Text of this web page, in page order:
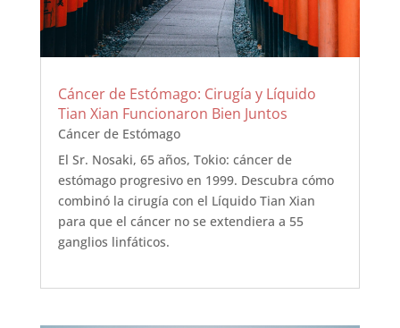
Cáncer de Estómago: Cirugía y Líquido
Tian Xian Funcionaron Bien Juntos
Cáncer de Estómago
El Sr. Nosaki, 65 años, Tokio: cáncer de
estómago progresivo en 1999. Descubra cómo
combinó la cirugía con el Líquido Tian Xian
para que el cáncer no se extendiera a 55
ganglios linfáticos.